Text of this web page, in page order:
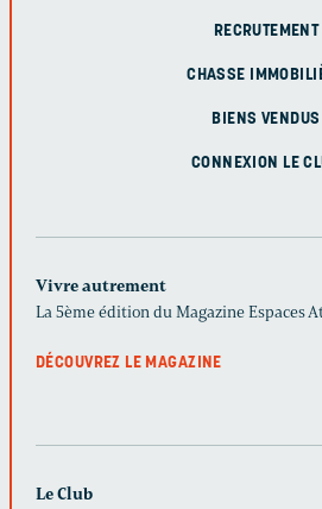
RECRUTEMENT
CHASSE
BIENS VENDUS
CONNEXION LE
Vivre autrement
La 5ème édition du Magazine Espaces
DÉCOUVREZ LE MAGAZINE
Le Club